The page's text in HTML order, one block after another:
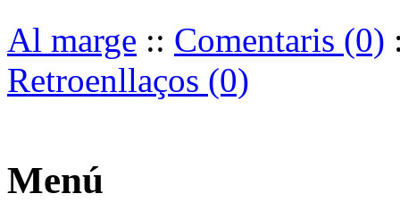
Al marge :: Comentaris (0)
Retroenllaços (0)
Menú